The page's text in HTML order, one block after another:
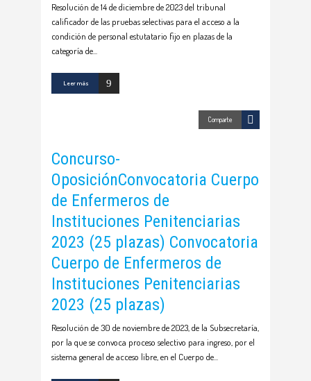
Resolución de 14 de diciembre de 2023 del tribunal
calificador de las pruebas selectivas para el acceso a la
condición de personal estutatario fijo en plazas de la
categoría de
Leer más
Comparte
Concurso-
OposiciónConvocatoria Cuerpo
de Enfermeros de
Instituciones Penitenciarias
2023 (25 plazas) Convocatoria
Cuerpo de Enfermeros de
Instituciones Penitenciarias
2023 (25 plazas)
Resolución de 30 de noviembre de 2023, de la Subsecretaría,
por la que se convoca proceso selectivo para ingreso, por el
sistema general de acceso libre, en el Cuerpo de